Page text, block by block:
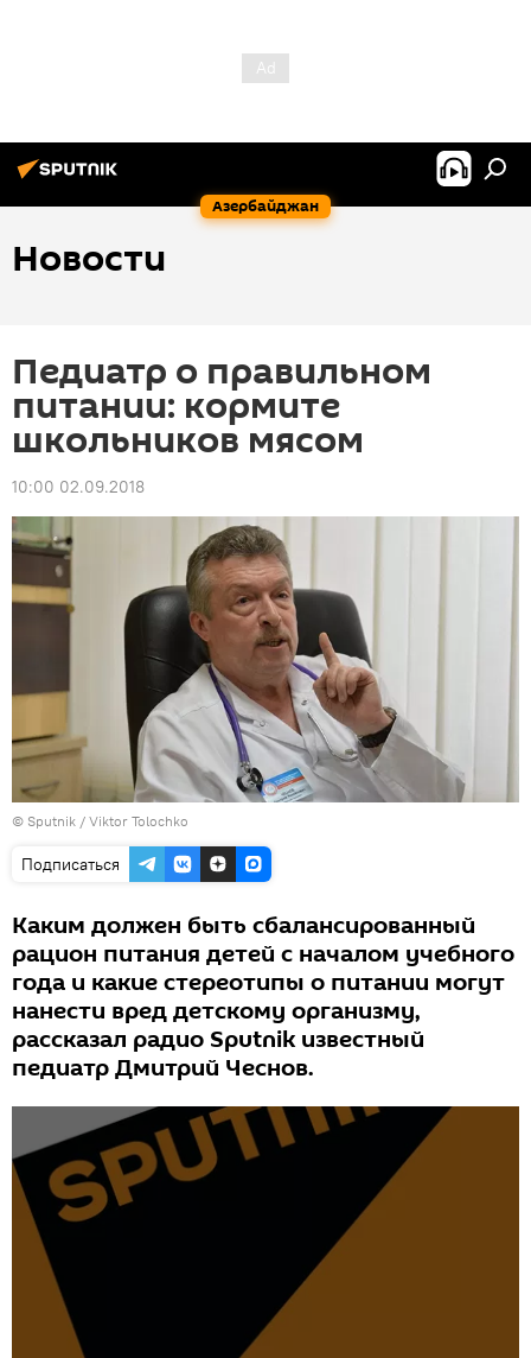
Азербайджан
Новости
Педиатр о правильном
питании: кормите
школьников мясом
10:00 02.09.2018
© Sputnik / Viktor Tolochko
Подписаться
Каким должен быть сбалансированный
рацион питания детей с началом учебного
года и какие стереотипы о питании могут
нанести вред детскому организму,
рассказал радио Sputnik известный
педиатр Дмитрий Чеснов.